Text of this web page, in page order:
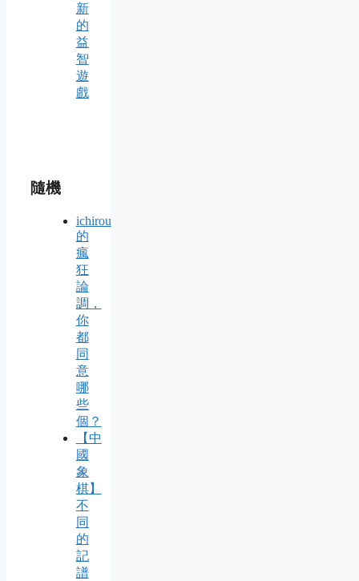
新
的
益
智
遊
戲
隨機
ichirou
的
瘋
狂
論
調，
你
都
同
意
哪
些
個？
【中
國
象
棋】
不
同
的
記
譜